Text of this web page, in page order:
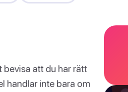
att du har rätt
handlar inte bara om